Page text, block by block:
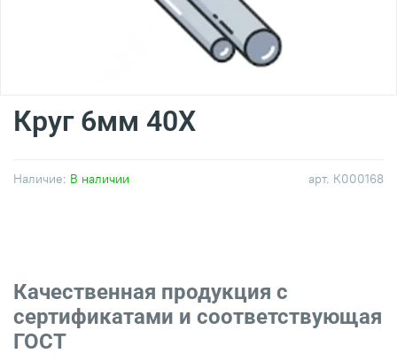
арт. К000168
Наличие: В наличии
Круг 6мм 40Х
Качественная продукция с
сертификатами и соответствующая
ГОСТ